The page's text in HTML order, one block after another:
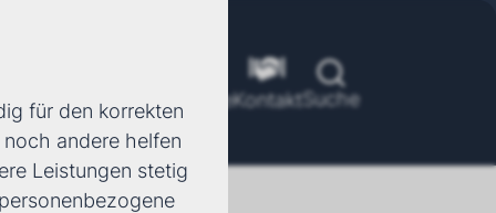
Unternehmen KarriereKontaktSuche
für den korrekten
andere helfen
Leistungen stetig